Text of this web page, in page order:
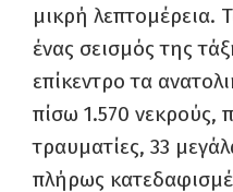
μικρή λεπτομέρεια.
ένας σεισμός της
επίκεντρο τα
πίσω 1.570 νεκρούς,
τραυματίες, 33
πλήρως